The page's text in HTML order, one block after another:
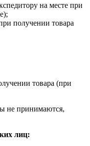
на месте при
получении товара
товара (при
не принимаются,
лиц: